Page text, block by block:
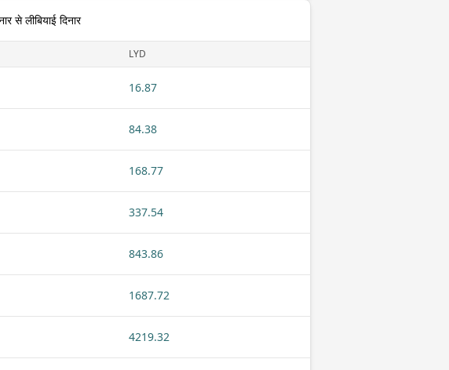
से लीबियाई दिनार
LYD
16.87
84.38
168.77
337.54
843.86
1687.72
4219.32